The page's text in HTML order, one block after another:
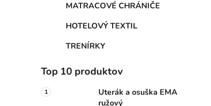
MATRACOVÉ CHRÁNIČE
HOTELOVÝ TEXTIL
TRENÍRKY
Top 10 produktov
Uterák a osuška EMA
ružový